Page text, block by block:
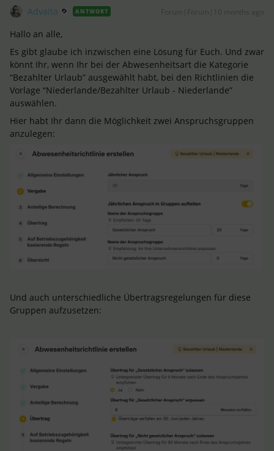
Advaita ANTWORT
Hallo an alle,
Es gibt glaube ich inzwischen eine Lösung für Euch. Und zwar
könnt Ihr, wenn Ihr bei der Abwesenheitsart die Kategorie
“Bezahlter Urlaub” ausgewählt habt, bei den Richtlinien die
Vorlage “Niederlande/Bezahlter Urlaub - Niederlande”
auswählen.
Hier habt Ihr dann die Möglichkeit zwei Anspruchsgruppen
anzulegen:
Und auch unterschiedliche Übertragsregelungen für diese
Gruppen aufzusetzen: